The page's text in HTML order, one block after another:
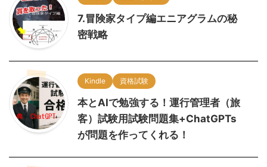
7.冒険家タイプ編エニアグラムの秘
密戦略
Kindle 資格試験
本とAIで勉強する！運行管理者（旅
客）試験用試験問題集+ChatGPTs
が問題を作ってくれる！